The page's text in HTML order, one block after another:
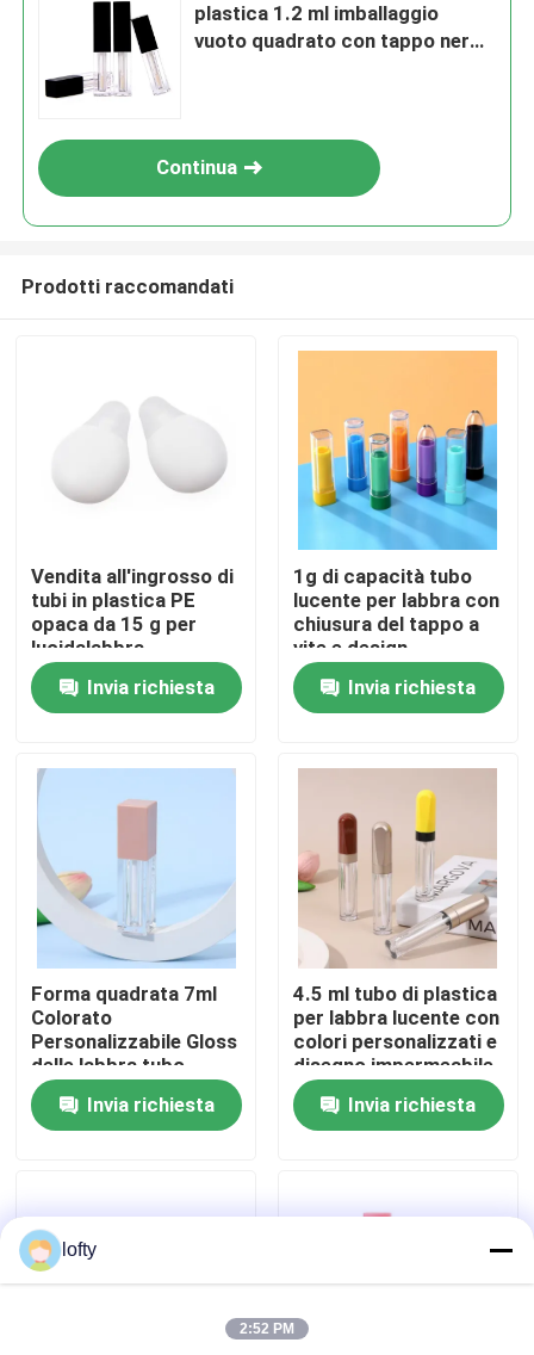
Casa
Circa noi
Giro della fabbrica
Controllo di qualità
Contattici
Casi
mini spruzzatore di innesco
plastica 1.2 ml imballaggio
vuoto quadrato con tappo nero
Continua
Prodotti raccomandati
Vendita all'ingrosso di
tubi in plastica PE
opaca da 15 g per
lucidalabbra,
maschere per labbra e
packaging cosmetico
Invia richiesta
1g di capacità tubo
lucente per labbra con
chiusura del tappo a
vite e design
personalizzabile per
un'applicazione
precisa
Invia richiesta
Forma quadrata 7ml
Colorato
Personalizzabile Gloss
delle labbra tubo
Gloss delle labbra
vuoto Contenitore per
il rossetto liquido
Invia richiesta
4.5 ml tubo di plastica
per labbra lucente con
colori personalizzati e
disegno impermeabile
per prodotti per la
cura delle labbra
Invia richiesta
lofty
2:52 PM